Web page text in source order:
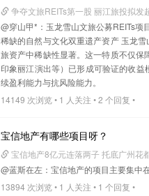
争夺文旅REITs第一股 丽江旅投拟发
@穿山甲* ：玉龙雪山文旅公募REITs
稀缺的自然与文化双重遗产资产‌ 玉龙
旅资产中稀缺性显著。这一特质不仅保
印象丽江演出等）已形成可验证的收
续盈利能力与抗风险能力。
14149 次浏览 • 1 人关注 • 2 个回复 •
宝信地产有哪些项目呀？
宝信地产8亿元连落两子 托底广州花
@蓝斯在左 ：宝信地产的项目主要集中
13894 次浏览 • 1 人关注 • 1 个回复 •